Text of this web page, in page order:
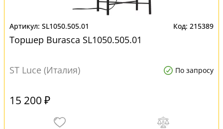
SL1050.505.01 215389
Торшер Burasca SL1050.505.01
ST Luce (Италия) По запросу
15 200 ₽